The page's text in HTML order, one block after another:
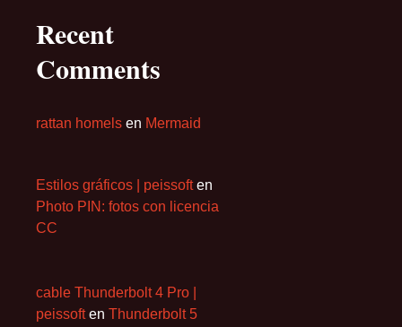
Recent
Comments
rattan homels en Mermaid
Estilos gráficos | peissoften
Photo PIN: fotos con licencia
CC
cable Thunderbolt 4 Pro |
peissoften Thunderbolt 5